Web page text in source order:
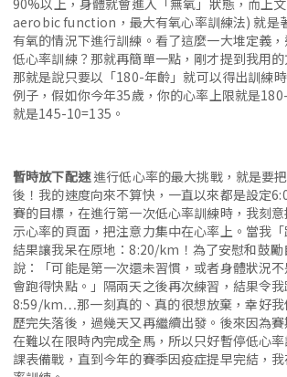
90%以上，身體就會進入「無氧」狀態，而上
aerobic function，最大有氧心率訓練法) 就是
有氧的情況下進行訓練。看了這麼一大堆定義
低心率訓練？那就再簡單一點，剛才提到我用的
那就是說只要以「180-年齡」就可以得出訓練
例子，假如你今年35歲，你的心率上限就是
就是145-10=135。
暫時放下配速進行低心率的最大挑戰，就是要
後！我的速度向來不算快，一直以來都是設定
賽的目標，在進行第一次低心率訓練時，我刻
示心率的頁面，把注意力集中在心率上。當我
結果讓我呆在原地：8:20/km！為了安慰和鼓勵
說：「可能是第一次還未習慣，或者身體狀況
會跑得快點。」隔兩天之後再次練習，結果令我
8:59/km…那一刻真的、真的很想放棄，幸好我
歷完失落後，過幾天又再繼續出發。後來因為
在難以在限時內完成全馬，所以只好暫停低心
課表備戰，直到今年的賽季因疫症提早完結，